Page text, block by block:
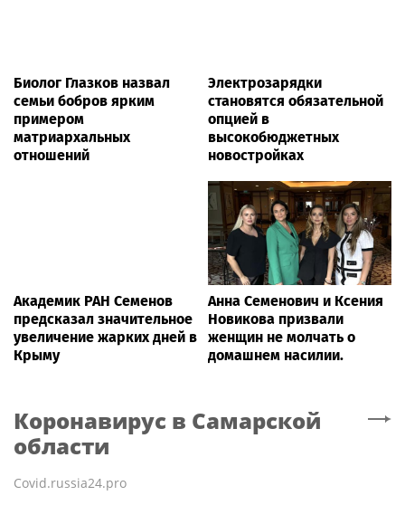
Биолог Глазков назвал
семьи бобров ярким
примером
матриархальных
отношений
Электрозарядки
становятся обязательной
опцией в
высокобюджетных
новостройках
Академик РАН Семенов
предсказал значительное
увеличение жарких дней в
Крыму
Анна Семенович и Ксения
Новикова призвали
женщин не молчать о
домашнем насилии.
Коронавирус в Самарской
области
Covid.russia24.pro